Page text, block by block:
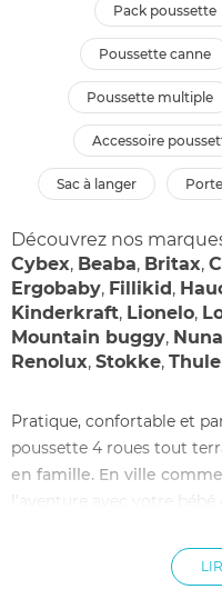
pack poussette
poussette canne
poussette multiple
accessoire
sac à langer
Découvrez nos
Cybex, Beaba, Britax,
Ergobaby, Fillikid,
Kinderkraft, Lionelo,
Mountain buggy, Nuna
Renolux, Stokke, Thule
Pratique, confortable et
poussette 4 roues tout
en famille. En ville
l'aventure avec votre bébé
ou 4 ans, cette poussette
dans de nombreux